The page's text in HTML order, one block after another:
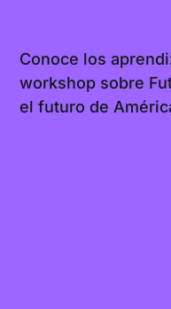
Conoce los
workshop sobre
el futuro de